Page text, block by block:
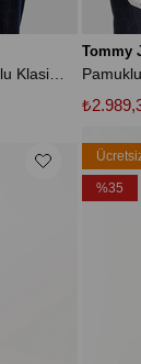
Pamuklu Regular Fit Logolu Klasik Yaka Uzun Kollu Gömlek Erkek GÖMLEK DM0DM22026 C3Q
Tommy
%35